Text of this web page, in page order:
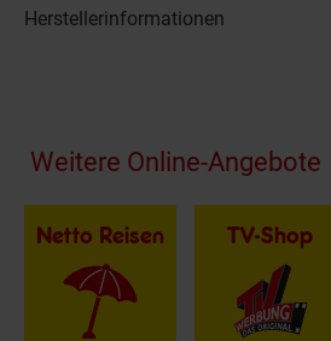
Herstellerinformationen
Fußzeile
Weitere Online-Angebote
Netto Reisen TV-Shop